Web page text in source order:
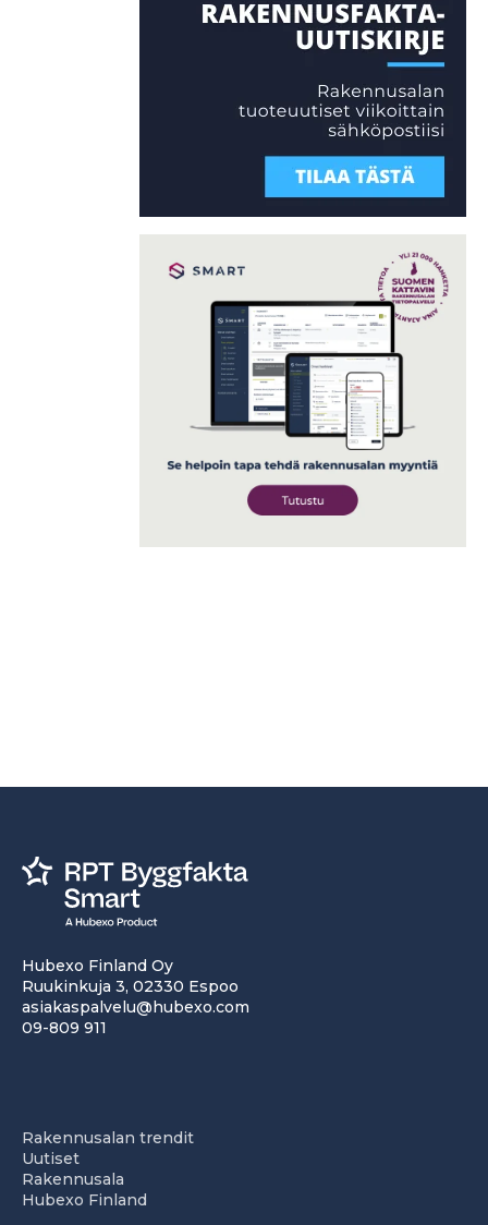
Hubexo Finland Oy
Ruukinkuja 3, 02330 Espoo
asiakaspalvelu@hubexo.com
09-809 911
Rakennusalan trendit
Uutiset
Rakennusala
Hubexo Finland